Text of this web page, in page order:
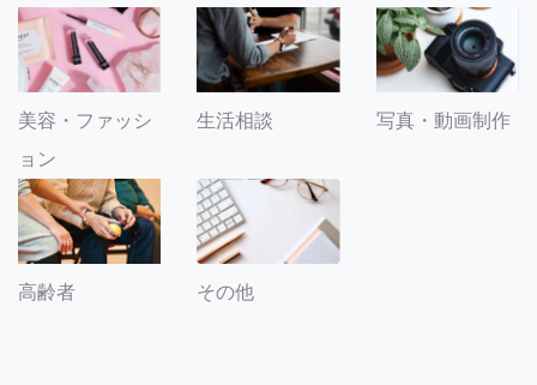
美容・ファッシ
ョン
生活相談 写真・動画制作
高齢者 その他